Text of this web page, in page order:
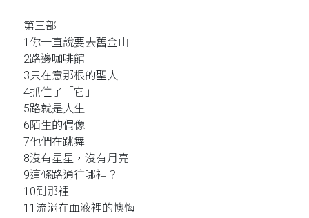
第三部
1你一直說要去舊金山
2路邊咖啡館
3只在意那根的聖人
4抓住了「它」
5路就是人生
6陌生的偶像
7他們在跳舞
8沒有星星，沒有月亮
9這條路通往哪裡？
10到那裡
11流淌在血液裡的懊悔